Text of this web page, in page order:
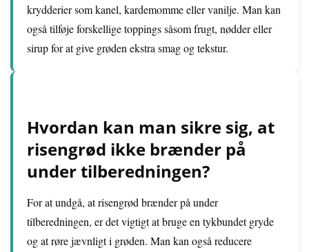
krydderier som kanel, kardemomme eller vanilje. Man kan
også tilføje forskellige toppings såsom frugt, nødder eller
sirup for at give grøden ekstra smag og tekstur.
Hvordan kan man sikre sig, at
risengrød ikke brænder på
under tilberedningen?
For at undgå, at risengrød brænder på under
tilberedningen, er det vigtigt at bruge en tykbundet gryde
og at røre jævnligt i grøden. Man kan også reducere